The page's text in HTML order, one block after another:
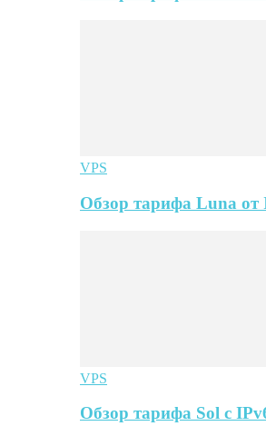
VPS
Обзор тарифа Luna
VPS
Обзор тарифа Sol с